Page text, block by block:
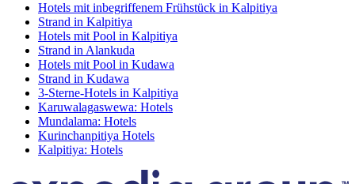
Hotels mit inbegriffenem Frühstück in Kalpitiya
Strand in Kalpitiya
Hotels mit Pool in Kalpitiya
Strand in Alankuda
Hotels mit Pool in Kudawa
Strand in Kudawa
3-Sterne-Hotels in Kalpitiya
Karuwalagaswewa: Hotels
Mundalama: Hotels
Kurinchanpitiya Hotels
Kalpitiya: Hotels